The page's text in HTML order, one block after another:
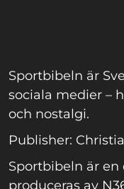
Sportbibeln är
sociala medier –
och nostalgi.
Publisher:
Sportbibeln är en
produceras av